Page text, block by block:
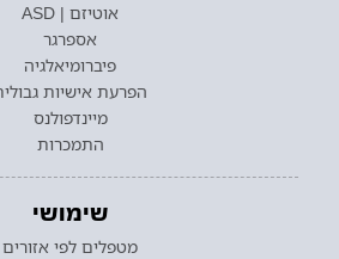
אוטיזם | ASD
אספרגר
פיברומיאלגיה
הפרעת אישיות
מיינדפולנס
התמכרות
שימושי
מטפלים לפי אזורים